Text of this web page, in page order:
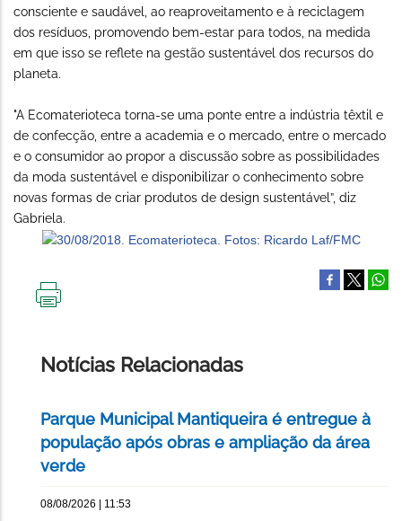
consciente e saudável, ao reaproveitamento e à reciclagem
dos resíduos, promovendo bem-estar para todos, na medida
em que isso se reflete na gestão sustentável dos recursos do
planeta.
"A Ecomaterioteca torna-se uma ponte entre a indústria têxtil e
de confecção, entre a academia e o mercado, entre o mercado
e o consumidor ao propor a discussão sobre as possibilidades
da moda sustentável e disponibilizar o conhecimento sobre
novas formas de criar produtos de design sustentável”, diz
Gabriela.
Notícias Relacionadas
Parque Municipal Mantiqueira é entregue à
população após obras e ampliação da área
verde
08/08/2026 | 11:53